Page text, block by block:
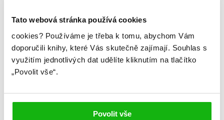
Tato webová stránka používá cookies
cookies? Používáme je třeba k tomu, abychom Vám
doporučili knihy, které Vás skutečně zajímají. Souhlas s
využitím jednotlivých dat udělíte kliknutím na tlačítko
„Povolit vše“.
Povolit vše